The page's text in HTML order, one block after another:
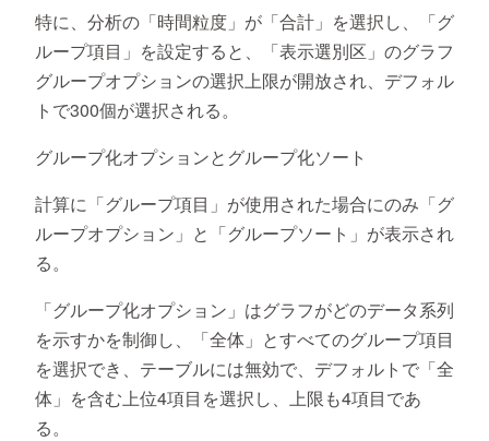
特に、分析の「時間粒度」が「合計」を選択し、「グ
ループ項目」を設定すると、「表示選別区」のグラフ
グループオプションの選択上限が開放され、デフォル
トで300個が選択される。
グループ化オプションとグループ化ソート
計算に「グループ項目」が使用された場合にのみ「グ
ループオプション」と「グループソート」が表示され
る。
「グループ化オプション」はグラフがどのデータ系列
を示すかを制御し、「全体」とすべてのグループ項目
を選択でき、テーブルには無効で、デフォルトで「全
体」を含む上位4項目を選択し、上限も4項目であ
る。